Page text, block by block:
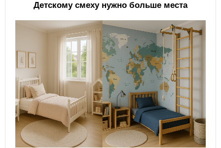
Детскому смеху нужно больше места